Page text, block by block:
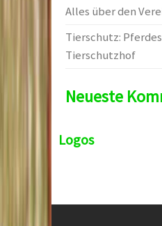
Alles über den
Tierschutz:
Tierschutzhof
Neueste
Logos